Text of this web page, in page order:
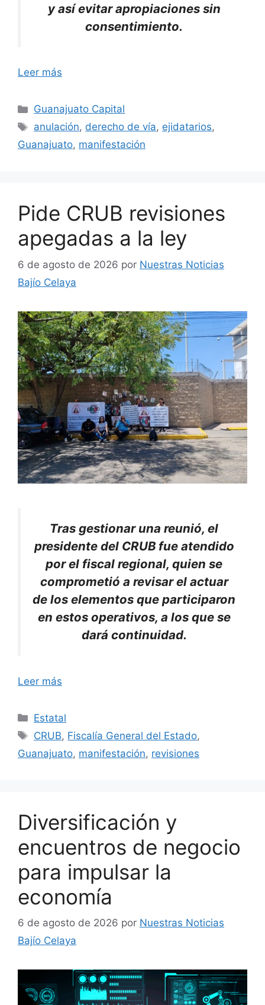
y así evitar apropiaciones sin
consentimiento.
Leer más
Categorías
Guanajuato Capital
Etiquetas
anulación, derecho de vía, ejidatarios,
Guanajuato, manifestación
Pide CRUB revisiones
apegadas a la ley
6 de agosto de 2026 por Nuestras Noticias
Bajío Celaya
Tras gestionar una reunió, el
presidente del CRUB fue atendido
por el fiscal regional, quien se
comprometió a revisar el actuar
de los elementos que participaron
en estos operativos, a los que se
dará continuidad.
Leer más
Categorías
Estatal
Etiquetas
CRUB, Fiscalía General del Estado,
Guanajuato, manifestación, revisiones
Diversificación y
encuentros de negocio
para impulsar la
economía
6 de agosto de 2026 por Nuestras Noticias
Bajío Celaya